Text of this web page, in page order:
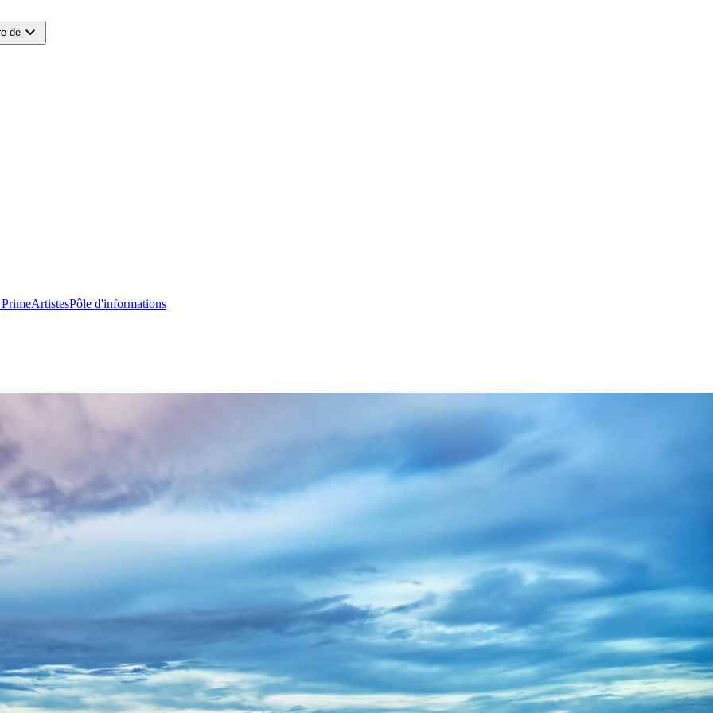
de expand_more
ArtistesPôle d'informations